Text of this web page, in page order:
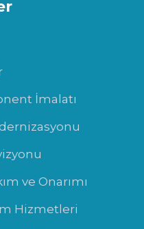
İmalatı
ve Onarımı
Hizmetleri